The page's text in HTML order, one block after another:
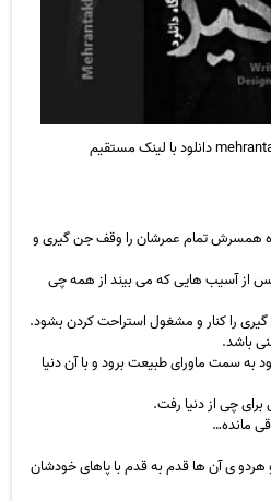
همسرش تمام عمرشان را وقف جن گیری و
از آسیب هایی که می بیند از همه چی
را کنار و مشغول استراحت کردن بشود.
باشد.
سمت ماورای طبیعت برود و با آن دنیا
چی از دنیا رفت.
مانده…
ی آن ها قدم به قدم با پاهای خودشان